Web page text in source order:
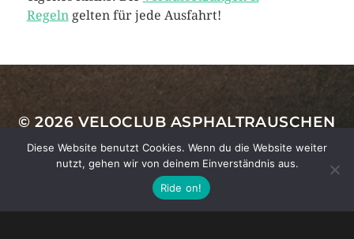
Regeln gelten für jede Ausfahrt!
VCA-Footer
© 2026 VELOCLUB ASPHALTRAUSCHEN
IMPRESSUM DATENSCHUTZ |KONTAKT
Diese Website benutzt Cookies. Wenn du die Website weiter
nutzt, gehen wir von deinem Einverständnis aus.
Ride on!